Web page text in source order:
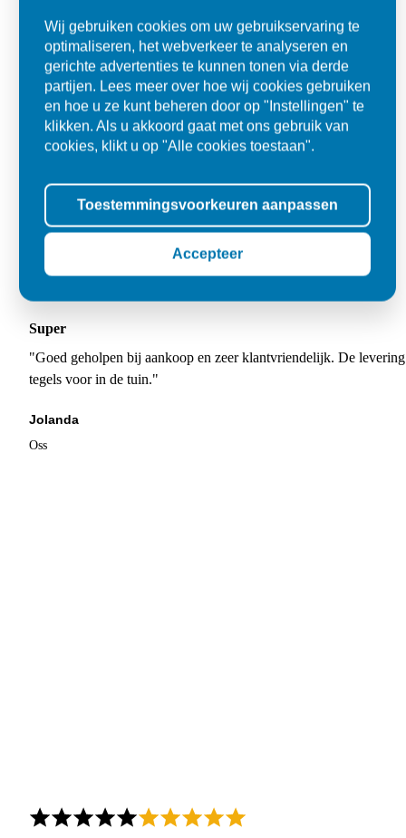
Super
"Goed geholpen bij aankoop en zeer klantvriendelijk. De
tegels voor in de tuin."
Jolanda
Oss
Wij gebruiken cookies om uw gebruikservaring te
optimaliseren, het webverkeer te analyseren en
gerichte advertenties te kunnen tonen via derde
partijen. Lees meer over hoe wij cookies gebruiken
en hoe u ze kunt beheren door op "Instellingen" te
klikken. Als u akkoord gaat met ons gebruik van
cookies, klikt u op "Alle cookies toestaan".
Toestemmingsvoorkeuren aanpassen
Accepteer